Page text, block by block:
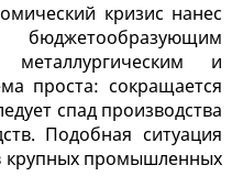
кризис нанес
металлургическим и
проста: сокращается
спад производства
Подобная ситуация
крупных промышленных